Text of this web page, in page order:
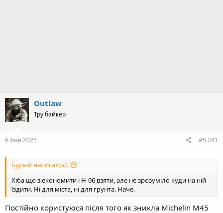
Outlaw
Тру байкер
6 Янв 2025 #5,241
Бурый написал(а):
Хіба що з.економити і Н-06 взяти, але не зрозуміло куди на ній
їздити. Ні для міста, ні для грунта. Наче.
Постійно користуюся після того як зникла Michelin M45